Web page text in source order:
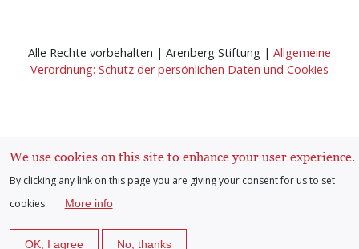
Alle Rechte vorbehalten | Arenberg Stiftung | Allgemeine
Verordnung: Schutz der persönlichen Daten und Cookies
User
Anmelden
We use cookies on this site to enhance your user experience.
By clicking any link on this page you are giving your consent for us to set
cookies.
More info
OK, I agree No, thanks